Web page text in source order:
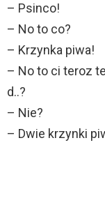
– Psinco!
– No to co?
– Krzynka piwa!
– No to ci teroz
d..?
– Nie?
– Dwie krzynki